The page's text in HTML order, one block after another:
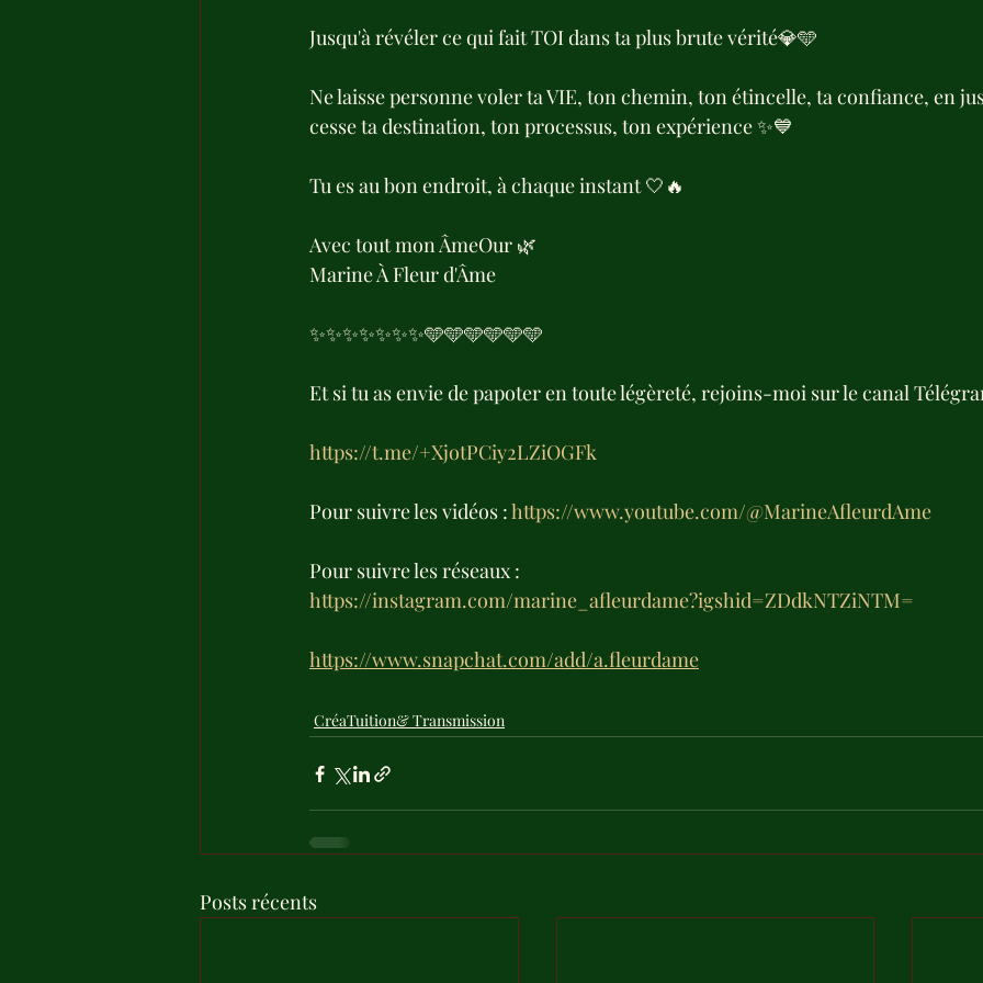
Jusqu'à révéler ce qui fait TOI dans ta plus brute vérité💎🩵
Ne laisse personne voler ta VIE, ton chemin, ton étincelle, ta confiance, en
cesse ta destination, ton processus, ton expérience ✨💙
Tu es au bon endroit, à chaque instant 🤍🔥
Avec tout mon ÂmeOur 🌿
Marine À Fleur d'Âme
✨✨✨✨✨✨✨🩵🩵🩵🩵🩵🩵
Et si tu as envie de papoter en toute légèreté, rejoins-moi sur le canal
https://t.me/+XjotPCiy2LZiOGFk
Pour suivre les vidéos : https://www.youtube.com/@MarineAfleurdAme
Pour suivre les réseaux :
https://instagram.com/marine_afleurdame?igshid=ZDdkNTZiNTM=
https://www.snapchat.com/add/a.fleurdame
CréaTuition& Transmission
Posts récents